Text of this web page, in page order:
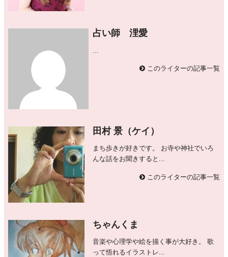
占い師 浬愛
...
このライターの記事一覧
田村 景（ケイ）
まち歩きが好きです。 お寺や神社でいろ
んな話をお聞きすると...
このライターの記事一覧
ちゃんくま
音楽や心理学や絵を描く事が大好き。 歌
って悟れるイラストレ...